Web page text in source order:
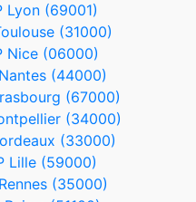
Lyon (69001)
(31000)
Nice (06000)
(44000)
(67000)
(34000)
(33000)
Lille (59000)
(35000)